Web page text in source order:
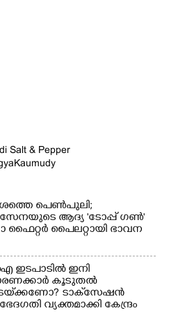
പെൺപുലി;
ആദ്യ 'ടോപ്പ് ഗൺ'
ഫൈറ്റർ പൈലറ്റായി ഭാവന
ഇടപാടിൽ ഇനി
കൂടുതൽ
ടാക്‌സേഷൻ
വ്യക്തമാക്കി കേന്ദ്രം